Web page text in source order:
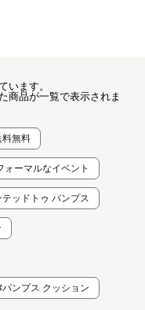
います。
商品が一覧で表示されま
料無料
ォーマルなイベント
ッドトゥ パンプス
パンプス クッション